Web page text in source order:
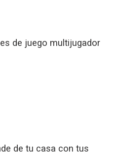
de juego multijugador
de tu casa con tus